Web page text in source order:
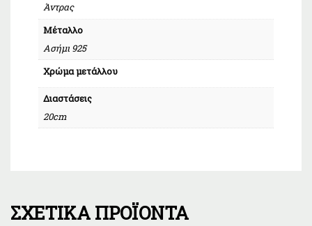
Άντρας
Μέταλλο
Ασήμι 925
Χρώμα μετάλλου
Διαστάσεις
20cm
ΣΧΕΤΙΚΆ ΠΡΟΪΌΝΤΑ